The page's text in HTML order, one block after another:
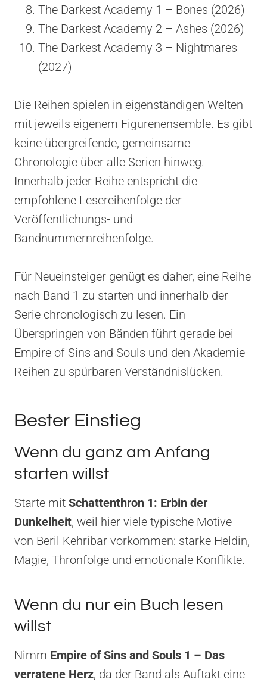
The Darkest Academy 1 – Bones (2026)
The Darkest Academy 2 – Ashes (2026)
The Darkest Academy 3 – Nightmares
(2027)
Die Reihen spielen in eigenständigen Welten
mit jeweils eigenem Figurenensemble. Es gibt
keine übergreifende, gemeinsame
Chronologie über alle Serien hinweg.
Innerhalb jeder Reihe entspricht die
empfohlene Lesereihenfolge der
Veröffentlichungs- und
Bandnummernreihenfolge.
Für Neueinsteiger genügt es daher, eine Reihe
nach Band 1 zu starten und innerhalb der
Serie chronologisch zu lesen. Ein
Überspringen von Bänden führt gerade bei
Empire of Sins and Souls und den Akademie-
Reihen zu spürbaren Verständnislücken.
Bester Einstieg
Wenn du ganz am Anfang
starten willst
Starte mit Schattenthron 1: Erbin der
Dunkelheit, weil hier viele typische Motive
von Beril Kehribar vorkommen: starke Heldin,
Magie, Thronfolge und emotionale Konflikte.
Wenn du nur ein Buch lesen
willst
Nimm Empire of Sins and Souls 1 – Das
verratene Herz, da der Band als Auftakt eine